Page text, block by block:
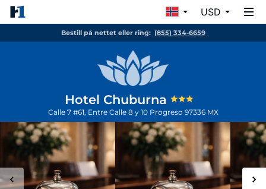
USD
Bestill på nettet eller ring: (855) 334-6659
Hotel Chuburna
Calle 7 #61, Entre Calle 8 y 10 Progreso 97336 MX